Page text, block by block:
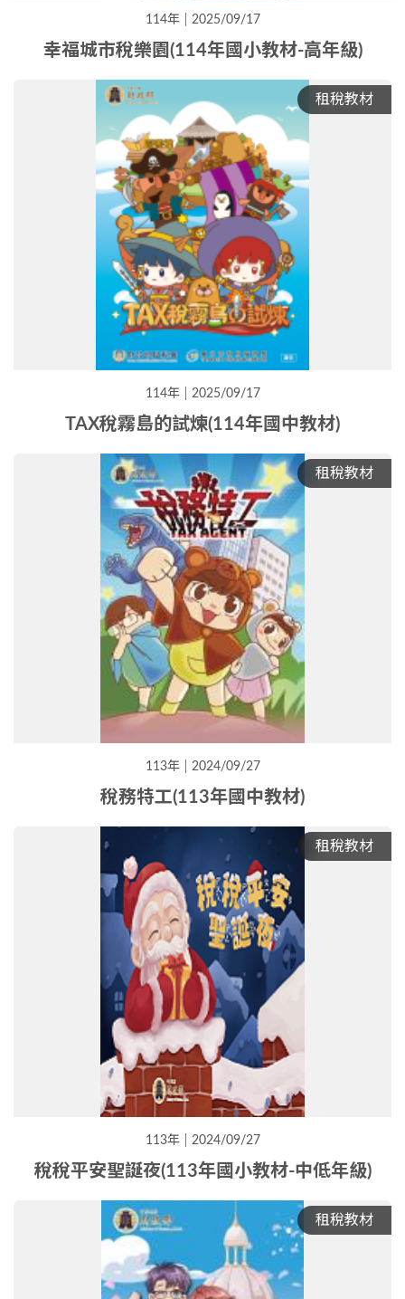
114年 2025/09/17
幸福城市稅樂園(114年國小教材-高年級)
租稅教材
114年 2025/09/17
TAX稅霧島的試煉(114年國中教材)
租稅教材
113年 2024/09/27
稅務特工(113年國中教材)
租稅教材
113年 2024/09/27
稅稅平安聖誕夜(113年國小教材-中低年級)
租稅教材